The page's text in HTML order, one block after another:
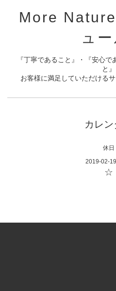
More
ュ
『丁寧であること』・『安心
と』
お客様に満足していただける
カレン
休日
2019-02-
☆